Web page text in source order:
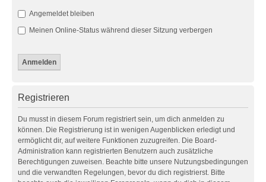
Angemeldet bleiben
Meinen Online-Status während dieser Sitzung verbergen
Registrieren
Du musst in diesem Forum registriert sein, um dich anmelden zu
können. Die Registrierung ist in wenigen Augenblicken erledigt und
ermöglicht dir, auf weitere Funktionen zuzugreifen. Die Board-
Administration kann registrierten Benutzern auch zusätzliche
Berechtigungen zuweisen. Beachte bitte unsere Nutzungsbedingungen
und die verwandten Regelungen, bevor du dich registrierst. Bitte